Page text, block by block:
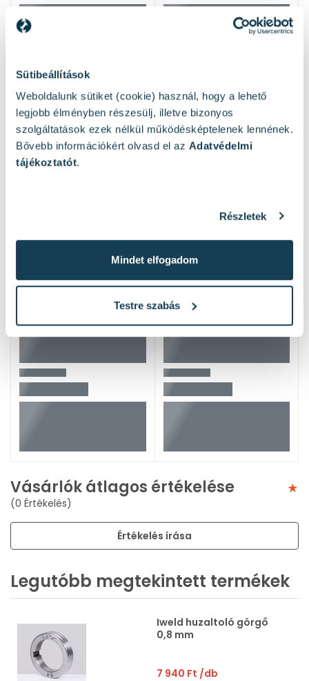
Sütibeállítások
Weboldalunk sütiket (cookie) használ, hogy a lehető
legjobb élményben részesülj, illetve bizonyos
szolgáltatások ezek nélkül működésképtelenek lennének.
Bővebb információkért olvasd el az Adatvédelmi
tájékoztatót.
Részletek
Mindet elfogadom
Testre szabás
Hasonló termékek
Vásárlók átlagos értékelése
(0 Értékelés)
Értékelés írása
Legutóbb megtekintett termékek
Iweld huzaltoló görgő
0,8 mm
7 940 Ft /db